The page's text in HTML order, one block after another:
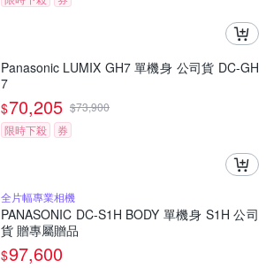
Panasonic LUMIX GH7 單機身 公司貨 DC-GH
7
$70,205 $73,900
限時下殺
券
全片幅專業相機
PANASONIC DC-S1H BODY 單機身 S1H 公司
貨 贈專屬贈品
$97,600